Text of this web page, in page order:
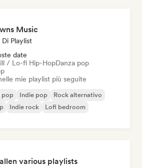
Music
Playlist
date
/ Lo-fi Hip-HopDanza pop
mie playlist più seguite
pop Indie pop
Rock alternativo
Indie rock
Lofi bedroom
various playlists